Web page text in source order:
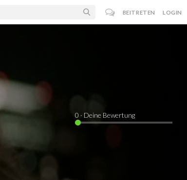
BEITRETEN LOGIN
0 · Deine Bewertung